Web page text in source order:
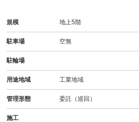
規模 地上5階
駐車場 空無
駐輪場
用途地域 工業地域
管理形態 委託（巡回）
施工